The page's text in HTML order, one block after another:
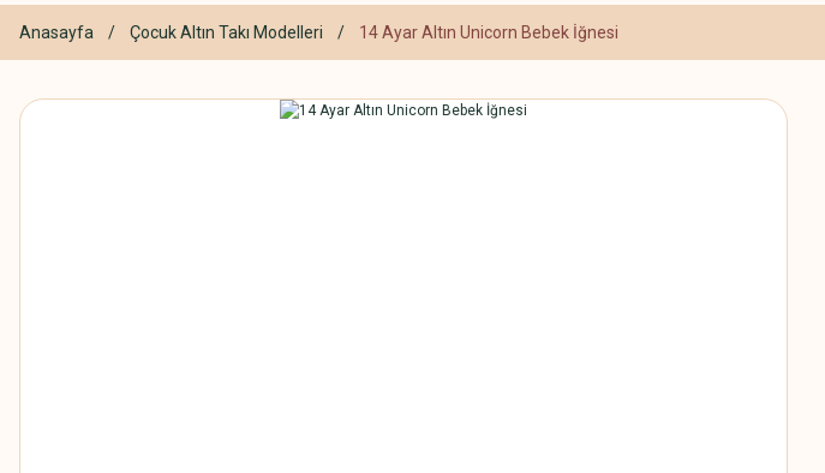
Anasayfa Çocuk Altın Takı Modelleri 14 Ayar Altın Unicorn Bebek İğnesi